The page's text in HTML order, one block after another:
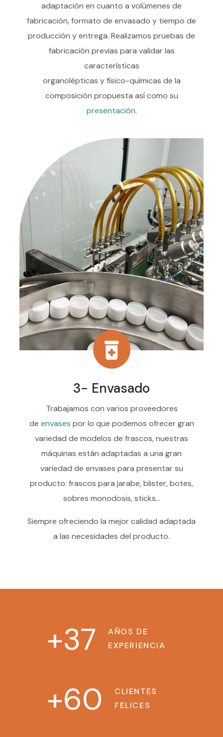
adaptación en cuanto a volúmenes de
fabricación, formato de envasado y tiempo de
producción y entrega. Realizamos pruebas de
fabricación previas para validar las
características
organolépticas y físico-químicas de la
composición propuesta así como su
presentación.
3- Envasado
Trabajamos con varios proveedores
de envases por lo que podemos ofrecer gran
variedad de modelos de frascos, nuestras
máquinas están adaptadas a una gran
variedad de envases para presentar su
producto: frascos para jarabe, blister, botes,
sobres monodosis, sticks...
Siempre ofreciendo la mejor calidad adaptada
a las necesidades del producto.
+37
AÑOS DE
EXPERIENCIA
+60
CLIENTES
FELICES